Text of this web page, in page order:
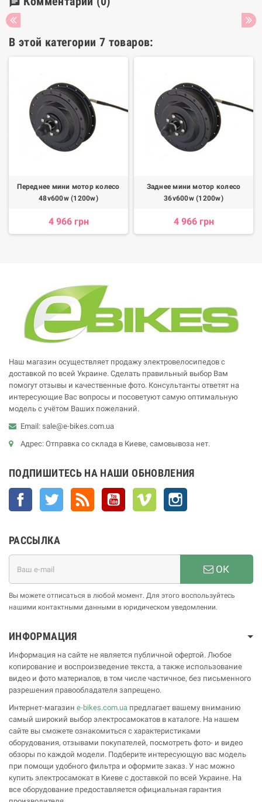
В этой категории 7 товаров:
Переднее мини мотор колесо
48v600w (1200w)
4 966 грн
Заднее мини мотор колесо
36v600w (1200w)
4 966 грн
Наш магазин осуществляет продажу электровелосипедов с
доставкой по всей Украине. Сделать правильный выбор Вам
помогут отзывы и качественные фото. Консультанты ответят на
интересующие Вас вопросы и посоветуют самую оптимальную
модель с учётом Ваших пожеланий.
Email: sale@e-bikes.com.ua
Адрес: Отправка со склада в Киеве, самовывоза нет.
ПОДПИШИТЕСЬ НА НАШИ ОБНОВЛЕНИЯ
Facebook Twitter YouTube Vimeo
РАССЫЛКА
ОК
Вы можете отписаться в любой момент. Для этого воспользуйтесь
нашими контактными данными в юридическом уведомлении.
ИНФОРМАЦИЯ
Информация на сайте не является публичной офертой. Любое
копирование и воспроизведение текста, а также использование
видео и фото материалов, в том числе частичное, без письменного
разрешения правообладателя запрещено.
Интернет-магазин e-bikes.com.ua предлагает вашему вниманию
самый широкий выбор электросамокатов в каталоге. На нашем
сайте вы сможете ознакомиться с характеристиками
оборудования, отзывами покупателей, посмотреть фото- и видео
обзоры по каждой модели. Подберите интересующую вас модель
при помощи удобного фильтра и оформите заказ. У нас можно
купить электросамокат в Киеве с доставкой по всей Украине. На
все оборудование предоставляется официальная гарантия